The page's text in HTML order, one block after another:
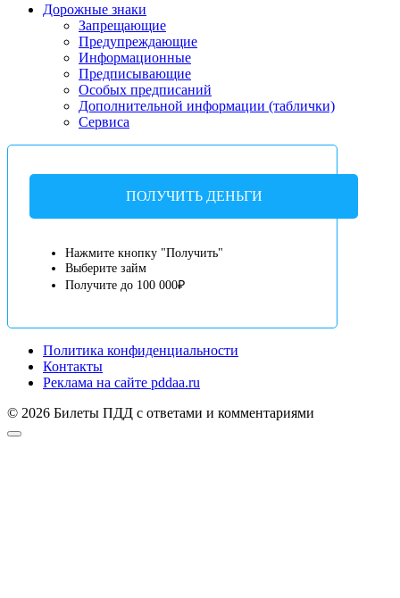
Дорожные знаки
Запрещающие
Предупреждающие
Информационные
Предписывающие
Особых предписаний
Дополнительной информации (таблички)
Сервиса
ПОЛУЧИТЬ ДЕНЬГИ
Нажмите кнопку "Получить"
Выберите займ
Получите до 100 000₽
Политика конфиденциальности
Контакты
Реклама на сайте pddaa.ru
© 2026 Билеты ПДД с ответами и комментариями